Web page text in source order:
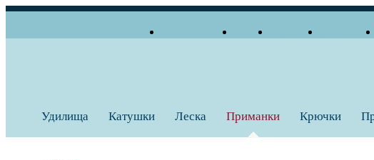
Удилища Катушки Леска Приманки Крючки